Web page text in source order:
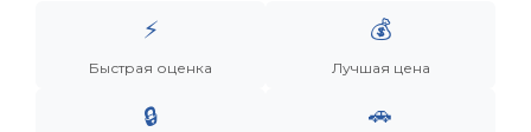
Заказать Смотреть еще
⚡
Быстрая оценка
💰
Лучшая цена
🔒 🚗